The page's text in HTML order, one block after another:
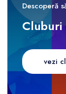
Descoperă
Cluburi
vezi